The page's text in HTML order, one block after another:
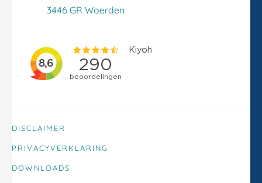
3446 GR Woerden
DISCLAIMER
PRIVACYVERKLARING
DOWNLOADS